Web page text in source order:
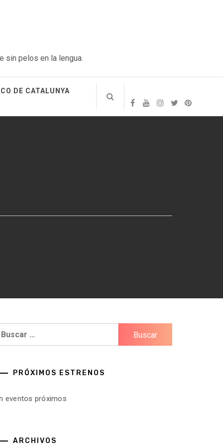
sin pelos en la lengua.
DE CATALUNYA
PRÓXIMOS ESTRENOS
eventos próximos
ARCHIVOS